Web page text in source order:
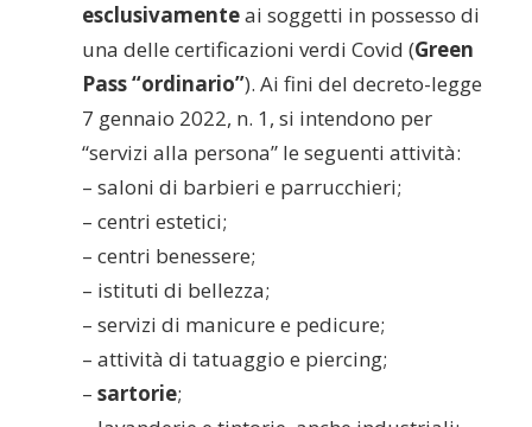
esclusivamenteai soggetti in possesso di
una delle certificazioni verdi Covid (Green
Pass “ordinario”). Ai fini del decreto-legge
7 gennaio 2022, n. 1, si intendono per
“servizi alla persona” le seguenti attività:
– saloni di barbieri e parrucchieri;
– centri estetici;
– centri benessere;
– istituti di bellezza;
– servizi di manicure e pedicure;
– attività di tatuaggio e piercing;
– sartorie;